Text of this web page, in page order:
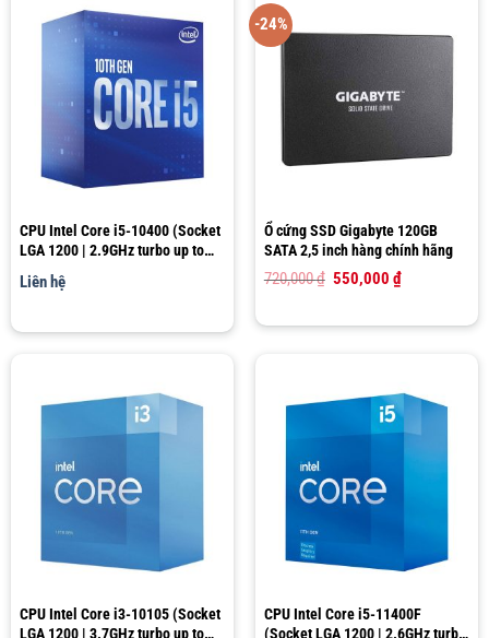
CPU Intel Core i5-10400 (Socket
LGA 1200 | 2.9GHz turbo up to
Cache)
Liên hệ
-24%
Ổ cứng SSD Gigabyte 120GB
SATA 2,5 inch hàng chính hãng
720,000₫ Giá
720,000 ₫.
550,000₫Giá
là:
CPU Intel Core i3-10105 (Socket
LGA 1200 | 3.7GHz turbo up to
CPU Intel Core i5-11400F
(Socket LGA 1200 | 2.6GHz turbo